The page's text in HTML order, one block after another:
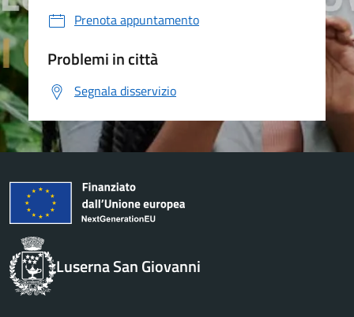
Prenota appuntamento
Problemi in città
Segnala disservizio
Luserna San Giovanni